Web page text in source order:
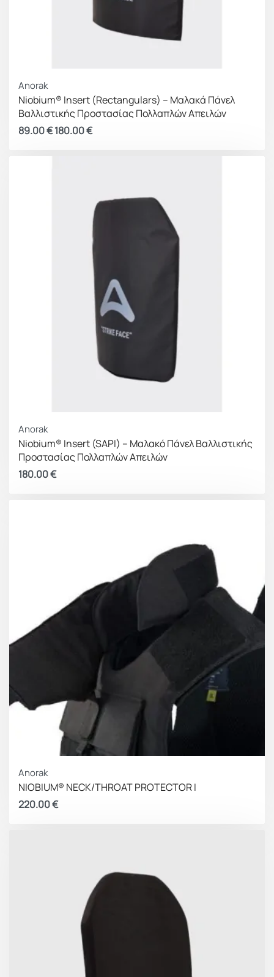
Anorak
Niobium® Insert (Rectangulars) – Μαλακά Πάνελ
Βαλλιστικής Προστασίας Πολλαπλών Απειλών
89.00€180.00€
Anorak
Niobium® Insert (SAPI) – Μαλακό Πάνελ Βαλλιστικής
Προστασίας Πολλαπλών Απειλών
180.00€
Anorak
NIOBIUM® NECK/THROAT PROTECTOR I
220.00€